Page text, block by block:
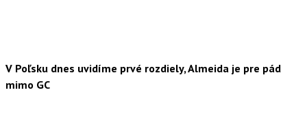
V Poľsku dnes uvidíme prvé rozdiely, Almeida je pre pád
mimo GC